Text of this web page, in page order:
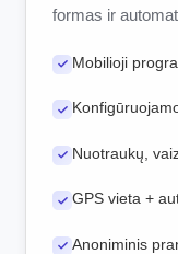
formas ir
Mobilioji
Nuotraukų,
GPS vieta +
Anoniminis